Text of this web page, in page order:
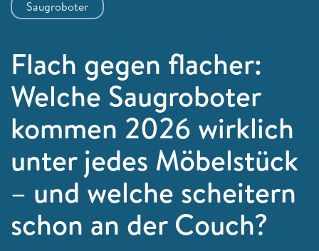
Saugroboter
Flach gegen flacher:
Welche Saugroboter
kommen 2026 wirklich
unter jedes Möbelstück
– und welche scheitern
schon an der Couch?